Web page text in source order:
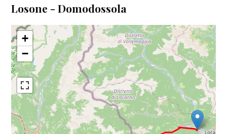
Losone - Domodossola
+
−